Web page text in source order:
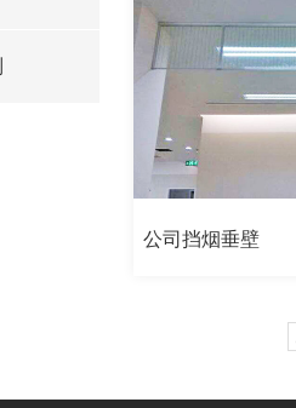
公司挡烟垂壁